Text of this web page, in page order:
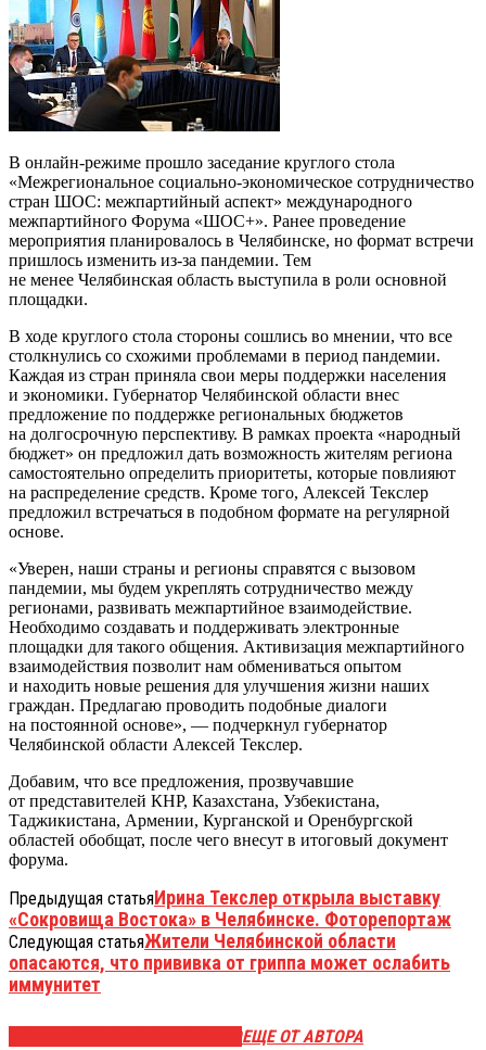
В онлайн-режиме прошло заседание круглого стола
«Межрегиональное социально-экономическое сотрудничество
стран ШОС: межпартийный аспект» международного
межпартийного Форума «ШОС+». Ранее проведение
мероприятия планировалось в Челябинске, но формат встречи
пришлось изменить из-за пандемии. Тем
не менее Челябинская область выступила в роли основной
площадки.
В ходе круглого стола стороны сошлись во мнении, что все
столкнулись со схожими проблемами в период пандемии.
Каждая из стран приняла свои меры поддержки населения
и экономики. Губернатор Челябинской области внес
предложение по поддержке региональных бюджетов
на долгосрочную перспективу. В рамках проекта «народный
бюджет» он предложил дать возможность жителям региона
самостоятельно определить приоритеты, которые повлияют
на распределение средств. Кроме того, Алексей Текслер
предложил встречаться в подобном формате на регулярной
основе.
«Уверен, наши страны и регионы справятся с вызовом
пандемии, мы будем укреплять сотрудничество между
регионами, развивать межпартийное взаимодействие.
Необходимо создавать и поддерживать электронные
площадки для такого общения. Активизация межпартийного
взаимодействия позволит нам обмениваться опытом
и находить новые решения для улучшения жизни наших
граждан. Предлагаю проводить подобные диалоги
на постоянной основе», — подчеркнул губернатор
Челябинской области Алексей Текслер.
Добавим, что все предложения, прозвучавшие
от представителей КНР, Казахстана, Узбекистана,
Таджикистана, Армении, Курганской и Оренбургской
областей обобщат, после чего внесут в итоговый документ
форума.
Предыдущая статьяИрина Текслер открыла выставку
«Сокровища Востока» в Челябинске. Фоторепортаж
Следующая статьяЖители Челябинской области
опасаются, что прививка от гриппа может ослабить
иммунитет
ЕЩЕ ОТ АВТОРА